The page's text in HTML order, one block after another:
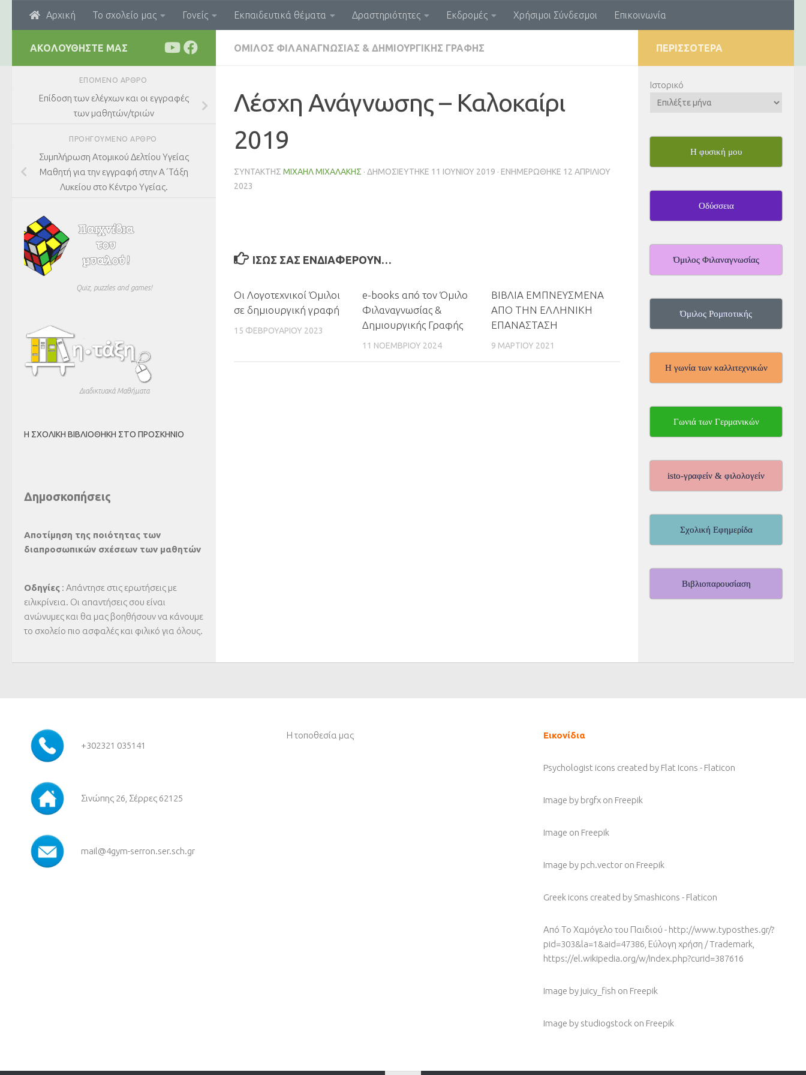
Skip to content
Αρχική Το σχολείο μας Γονείς Εκπαιδευτικά θέματα Δραστηριότητες Εκδρομές Χρήσιμοι Σύνδεσμοι Επικοινωνία
ΌΜΙΛΟΣ ΦΙΛΑΝΑΓΝΩΣΊΑΣ & ΔΗΜΙΟΥΡΓΙΚΉΣ ΓΡΑΦΉΣ
Λέσχη Ανάγνωσης – Καλοκαίρι
2019
ΣΥΝΤΆΚΤΗΣ ΜΙΧΑΉΛ ΜΙΧΑΛΆΚΗΣ · ΔΗΜΟΣΙΕΎΤΗΚΕ 11 ΙΟΥΝΊΟΥ 2019 · ΕΝΗΜΕΡΏΘΗΚΕ 12 ΑΠΡΙΛΊΟΥ
2023
ΊΣΩΣ ΣΑΣ ΕΝΔΙΑΦΈΡΟΥΝ…
Οι Λογοτεχνικοί Όμιλοι
σε δημιουργική γραφή
15 ΦΕΒΡΟΥΑΡΊΟΥ 2023
e-books από τον Όμιλο
Φιλαναγνωσίας &
Δημιουργικής Γραφής
11 ΝΟΕΜΒΡΊΟΥ 2024
ΒΙΒΛΙΑ ΕΜΠΝΕΥΣΜΕΝΑ
ΑΠΟ ΤΗΝ ΕΛΛΗΝΙΚΗ
ΕΠΑΝΑΣΤΑΣΗ
9 ΜΑΡΤΊΟΥ 2021
ΑΚΟΛΟΥΘΉΣΤΕ ΜΑΣ
ΕΠΌΜΕΝΟ ΆΡΘΡΟ
Επίδοση των ελέγχων και οι εγγραφές
των μαθητών/τριών
ΠΡΟΗΓΟΎΜΕΝΟ ΆΡΘΡΟ
Συμπλήρωση Ατομικού Δελτίου Υγείας
Μαθητή για την εγγραφή στην Α΄Τάξη
Λυκείου στο Κέντρο Υγείας.
Quiz, puzzles and games!
Διαδικτυακά Μαθήματα
Η ΣΧΟΛΙΚΉ ΒΙΒΛΙΟΘΉΚΗ ΣΤΟ ΠΡΟΣΚΉΝΙΟ
Δημοσκοπήσεις
Αποτίμηση της ποιότητας των
διαπροσωπικών σχέσεων των μαθητών
Οδηγίες : Απάντησε στις ερωτήσεις με
ειλικρίνεια. Οι απαντήσεις σου είναι
ανώνυμες και θα μας βοηθήσουν να κάνουμε
το σχολείο πιο ασφαλές και φιλικό για όλους.
ΠΕΡΙΣΣΌΤΕΡΑ
Ιστορικό
Η φυσική μου
Οδύσσεια
Όμιλος Φιλαναγνωσίας
Όμιλος Ρομποτικής
Η γωνία των καλλιτεχνικών
Γωνιά των Γερμανικών
isto-γραφείν & φιλολογείν
Σχολική Εφημερίδα
Βιβλιοπαρουσίαση
+302321 035141
Σινώπης 26, Σέρρες 62125
mail@4gym-serron.ser.sch.gr
Η τοποθεσία μας Εικονίδια
Psychologist icons created by Flat Icons - Flaticon
Image by brgfxon Freepik
Image on Freepik
Image by pch.vectoron Freepik
Greek icons created by Smashicons - Flaticon
Από Το Χαμόγελο του Παιδιού - http://www.typosthes.gr/?
pid=303&la=1&aid=47386, Εύλογη χρήση / Trademark,
https://el.wikipedia.org/w/index.php?curid=387616
Image by juicy_fish on Freepik
Image by studiogstock on Freepik